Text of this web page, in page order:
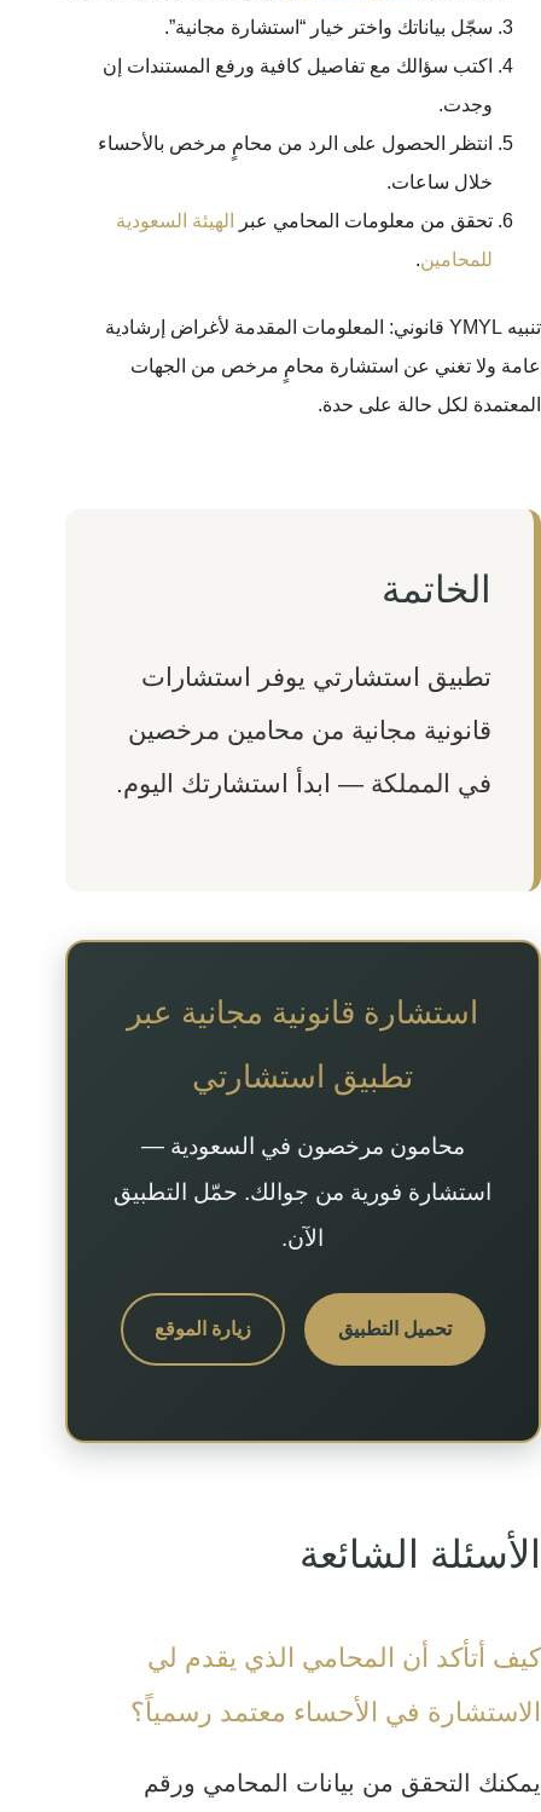
سجّل بياناتك واختر خيار “استشارة مجانية”.
اكتب سؤالك مع تفاصيل كافية ورفع المستندات إن
وجدت.
انتظر الحصول على الرد من محامٍ مرخص بالأحساء
خلال ساعات.
تحقق من معلومات المحامي عبر
الهيئة السعودية
للمحامين.
تنبيه YMYL قانوني: المعلومات المقدمة لأغراض إرشادية
عامة ولا تغني عن استشارة محامٍ مرخص من الجهات
المعتمدة لكل حالة على حدة.
الخاتمة
تطبيق استشارتي يوفر استشارات
قانونية مجانية من محامين مرخصين
في المملكة — ابدأ استشارتك اليوم.
استشارة قانونية مجانية عبر
تطبيق استشارتي
محامون مرخصون في السعودية —
استشارة فورية من جوالك. حمّل التطبيق
الآن.
تحميل التطبيق زيارة الموقع
الأسئلة الشائعة
كيف أتأكد أن المحامي الذي يقدم لي
الاستشارة في الأحساء معتمد رسمياً؟
يمكنك التحقق من بيانات المحامي ورقم